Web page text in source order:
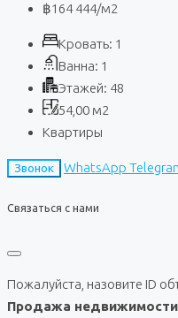
฿164 444/м2
Кровать: 1
Ванна: 1
Этажей: 48
54,00 м2
Квартиры
Звонок WhatsApp
Связаться с нами
Пожалуйста, назовите ID
Продажа недвижимости